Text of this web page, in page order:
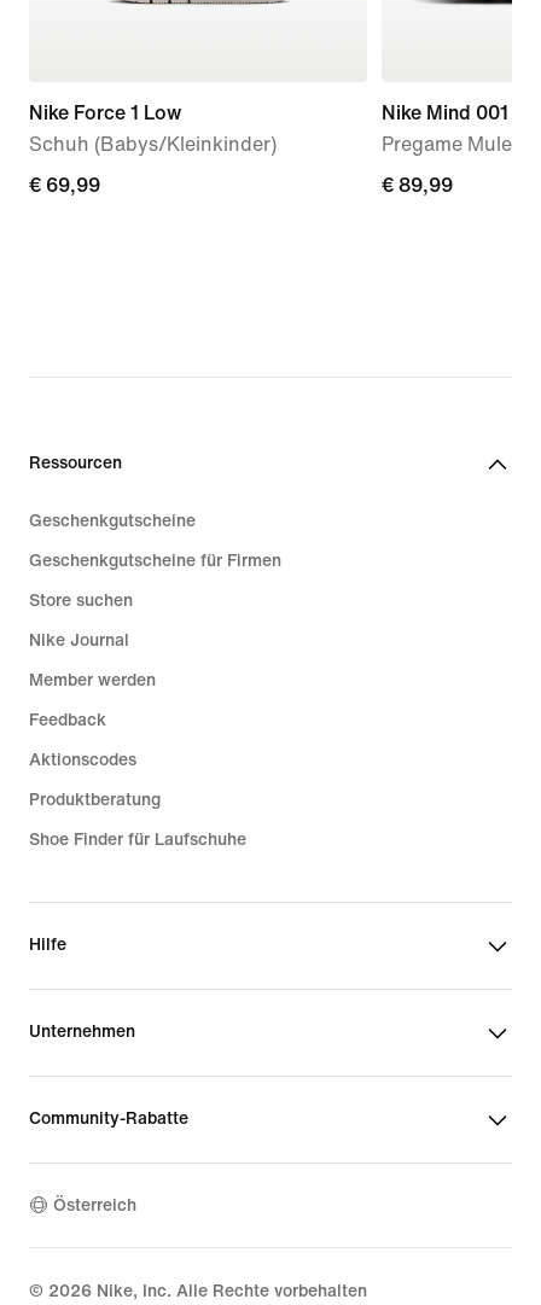
Nike Force 1 Low
Schuh (Babys/Kleinkinder)
€ 69,99
€ 69,99
Nike Mind 001
Pregame Mule
€ 89,99
€ 89,99
Ressourcen
Geschenkgutscheine
Geschenkgutscheine für Firmen
Store suchen
Nike Journal
Member werden
Feedback
Aktionscodes
Produktberatung
Shoe Finder für Laufschuhe
Hilfe
Unternehmen
Community-Rabatte
Österreich
© 2026 Nike, Inc. Alle Rechte vorbehalten